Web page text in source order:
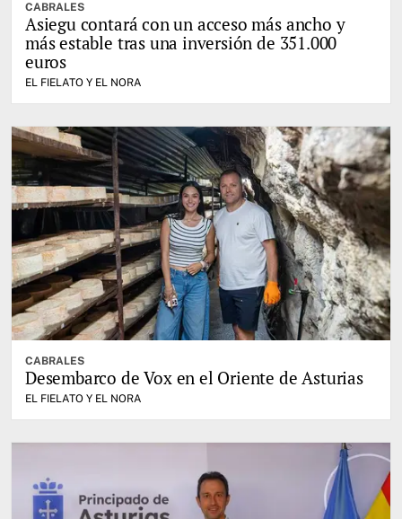
CABRALES
Asiegu contará con un acceso más ancho y
más estable tras una inversión de 351.000
euros
EL FIELATO Y EL NORA
CABRALES
Desembarco de Vox en el Oriente de Asturias
EL FIELATO Y EL NORA